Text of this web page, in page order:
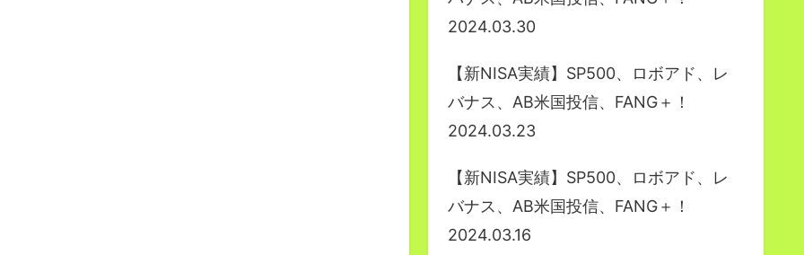
2024.03.30
【新NISA実績】SP500、ロボアド、レ
バナス、AB米国投信、FANG＋！
2024.03.23
【新NISA実績】SP500、ロボアド、レ
バナス、AB米国投信、FANG＋！
2024.03.16